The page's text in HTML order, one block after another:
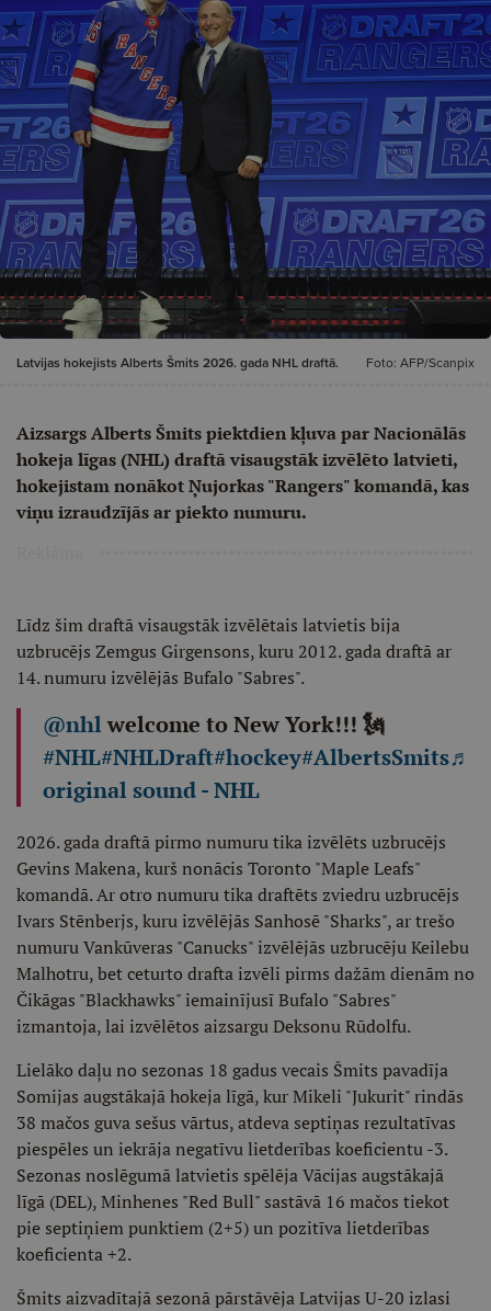
Latvijas hokejists Alberts Šmits 2026. gada NHL draftā. Foto: AFP/Scanpix
Aizsargs Alberts Šmits piektdien kļuva par Nacionālās
hokeja līgas (NHL) draftā visaugstāk izvēlēto latvieti,
hokejistam nonākot Ņujorkas "Rangers" komandā, kas
viņu izraudzījās ar piekto numuru.
Līdz šim draftā visaugstāk izvēlētais latvietis bija
uzbrucējs Zemgus Girgensons, kuru 2012. gada draftā ar
14. numuru izvēlējās Bufalo "Sabres".
@nhlwelcome to New York!!! 🗽
#NHL#NHLDraft#hockey#AlbertsSmits♬
original sound - NHL
2026. gada draftā pirmo numuru tika izvēlēts uzbrucējs
Gevins Makena, kurš nonācis Toronto "Maple Leafs"
komandā. Ar otro numuru tika draftēts zviedru uzbrucējs
Ivars Stēnberjs, kuru izvēlējās Sanhosē "Sharks", ar trešo
numuru Vankūveras "Canucks" izvēlējās uzbrucēju Keilebu
Malhotru, bet ceturto drafta izvēli pirms dažām dienām no
Čikāgas "Blackhawks" iemainījusī Bufalo "Sabres"
izmantoja, lai izvēlētos aizsargu Deksonu Rūdolfu.
Lielāko daļu no sezonas 18 gadus vecais Šmits pavadīja
Somijas augstākajā hokeja līgā, kur Mikeli "Jukurit" rindās
38 mačos guva sešus vārtus, atdeva septiņas rezultatīvas
piespēles un iekrāja negatīvu lietderības koeficientu -3.
Sezonas noslēgumā latvietis spēlēja Vācijas augstākajā
līgā (DEL), Minhenes "Red Bull" sastāvā 16 mačos tiekot
pie septiņiem punktiem (2+5) un pozitīva lietderības
koeficienta +2.
Šmits aizvadītajā sezonā pārstāvēja Latvijas U-20 izlasi